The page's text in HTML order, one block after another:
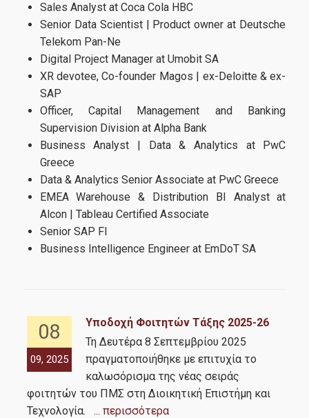
Συχνές ερωτήσεις- FAQs
Στρατηγικές Συνεργασίες
Στρατηγικές Συνεργασίες
Γραφείο Υποστήριξης Καριέρας & Επαγγελματικής
Σεμινάριο Προσωπικής Βελτίωσης και
Απασχολησιμότητας
Απασχόληση Αποφοίτων
Σύλλογος Αποφοίτων
Έρευνα
Sales Analyst at Coca Cola HBC
Senior Data Scientist | Product owner at Deutsche
Telekom Pan-Ne
Digital Project Manager at Umobit SA
XR devotee, Co-founder Magos | ex-Deloitte & ex-
SAP
Officer, Capital Management and Banking
Supervision Division at Alpha Bank
Business Analyst | Data & Analytics at PwC
Greece
Data & Analytics Senior Associate at PwC Greece
EMEA Warehouse & Distribution BI Analyst at
Alcon | Tableau Certified Associate
Senior SAP FI
Business Intelligence Engineer at EmDoT SA
08
09, 2025
Υποδοχή Φοιτητών Τάξης 2025-26
Τη Δευτέρα 8 Σεπτεμβρίου 2025
πραγματοποιήθηκε με επιτυχία το
καλωσόρισμα της νέας σειράς
φοιτητών του ΠΜΣ στη Διοικητική Επιστήμη και
Τεχνολογία. ... περισσότερα